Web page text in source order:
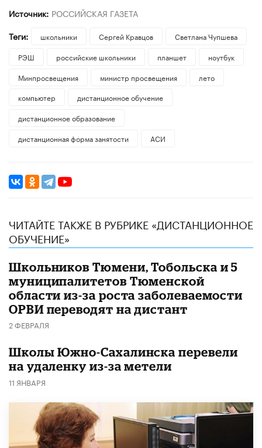
Источник: РОССИЙСКАЯ ГАЗЕТА
Теги:
школьники Сергей Кравцов
Светлана Чупшева
РЭШ
российские школьники планшет
ноутбук
Минпросвещения
министр просвещения
лето
компьютер
дистанционное обучение
дистанционное образование
дистанционная форма занятости
АСИ
ЧИТАЙТЕ ТАКЖЕ В РУБРИКЕ «ДИСТАНЦИОННОЕ
ОБУЧЕНИЕ»
Школьников Тюмени, Тобольска и 5
муниципалитетов Тюменской
области из-за роста заболеваемости
ОРВИ переводят на дистант
2 ФЕВРАЛЯ
Школы Южно-Сахалинска перевели
на удаленку из-за метели
11 ЯНВАРЯ